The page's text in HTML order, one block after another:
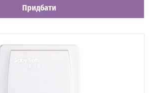
Придбати